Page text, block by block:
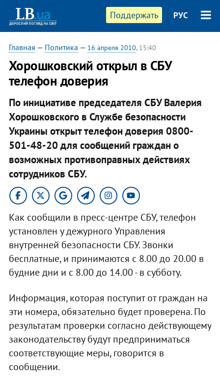
Поддержать РУС
Главная — Политика — 16 апреля 2010, 15:40
Хорошковский открыл в СБУ
телефон доверия
По инициативе председателя СБУ Валерия
Хорошковского в Службе безопасности
Украины открыт телефон доверия 0800-
501-48-20 для сообщений граждан о
возможных противоправных действиях
сотрудников СБУ.
Как сообщили в пресс-центре СБУ, телефон
установлен у дежурного Управления
внутренней безопасности СБУ. Звонки
бесплатные, и принимаются с 8.00 до 20.00 в
будние дни и с 8.00 до 14.00 - в субботу.
Информация, которая поступит от граждан на
эти номера, обязательно будет проверена. По
результатам проверки согласно действующему
законодательству будут предприниматься
соответствующие меры, говорится в
сообщении.